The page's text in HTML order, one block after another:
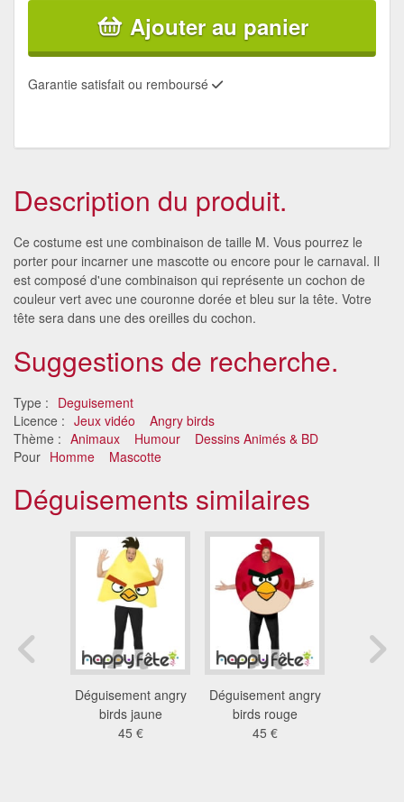
Ajouter au panier
Garantie satisfait ou remboursé
Description du produit.
Ce costume est une combinaison de taille M. Vous pourrez le
porter pour incarner une mascotte ou encore pour le carnaval. Il
est composé d'une combinaison qui représente un cochon de
couleur vert avec une couronne dorée et bleu sur la tête. Votre
tête sera dans une des oreilles du cochon.
Suggestions de recherche.
Type : Deguisement
Licence : Jeux vidéo
Angry birds
Thème : Animaux Humour
Dessins Animés & BD
Pour Homme Mascotte
Déguisements similaires
Déguisement angry
birds jaune
45 €
Déguisement angry
birds rouge
45 €